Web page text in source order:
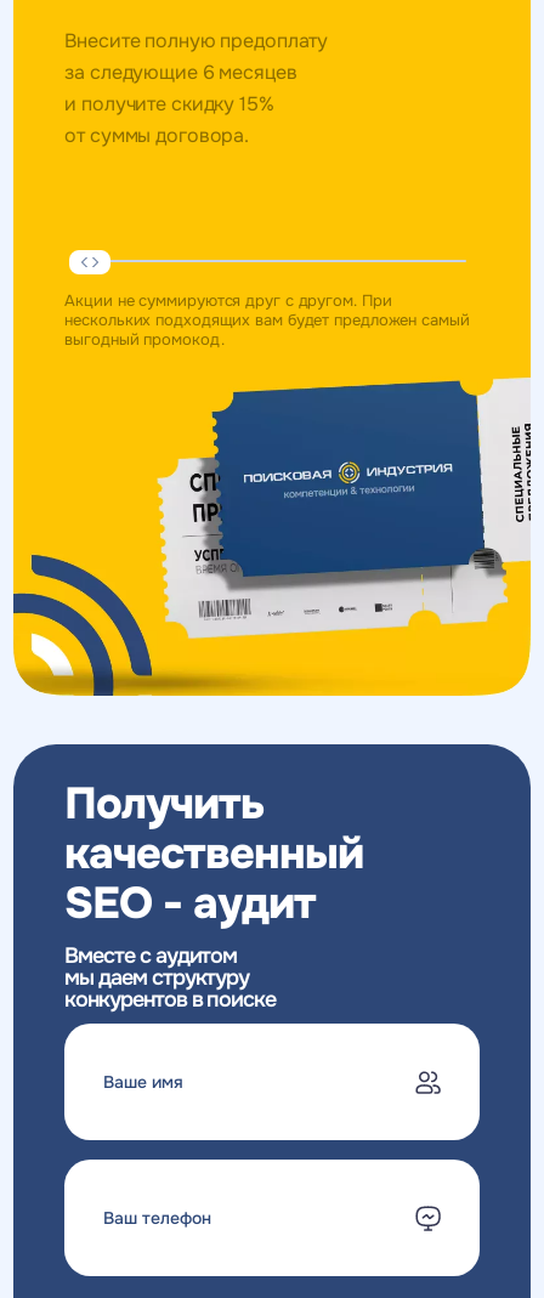
Внесите полную предоплату
за следующие 6 месяцев
и получите скидку 15%
от суммы договора.
Акции не суммируются друг с другом. При
нескольких подходящих вам будет предложен самый
выгодный промокод.
Получить
качественный
SEO - аудит
Вместе с аудитом
мы даем структуру
конкурентов в поиске